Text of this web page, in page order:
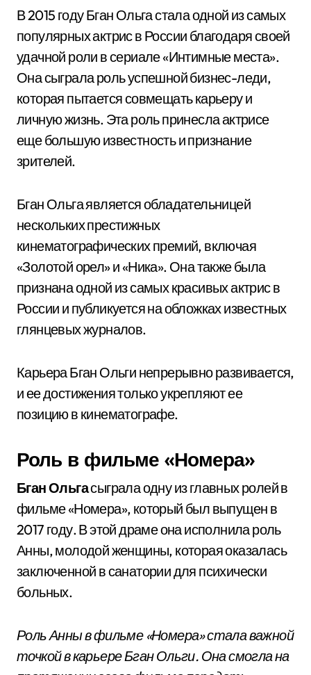
В 2015 году Бган Ольга стала одной из самых
популярных актрис в России благодаря своей
удачной роли в сериале «Интимные места».
Она сыграла роль успешной бизнес-леди,
которая пытается совмещать карьеру и
личную жизнь. Эта роль принесла актрисе
еще большую известность и признание
зрителей.
Бган Ольга является обладательницей
нескольких престижных
кинематографических премий, включая
«Золотой орел» и «Ника». Она также была
признана одной из самых красивых актрис в
России и публикуется на обложках известных
глянцевых журналов.
Карьера Бган Ольги непрерывно развивается,
и ее достижения только укрепляют ее
позицию в кинематографе.
Роль в фильме «Номера»
Бган Ольгасыграла одну из главных ролей в
фильме «Номера», который был выпущен в
2017 году. В этой драме она исполнила роль
Анны, молодой женщины, которая оказалась
заключенной в санатории для психически
больных.
Роль Анны в фильме «Номера» стала важной
точкой в карьере Бган Ольги. Она смогла на